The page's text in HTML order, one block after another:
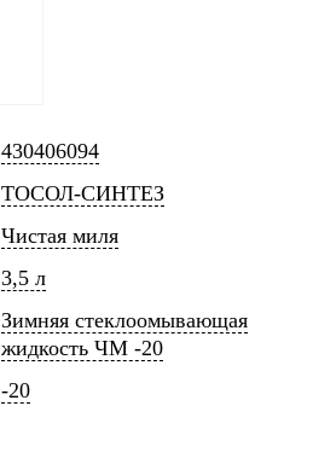
430406094
ТОСОЛ-СИНТЕЗ
Чистая миля
3,5 л
Зимняя стеклоомывающая
жидкость ЧМ -20
-20